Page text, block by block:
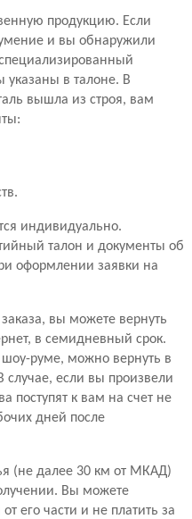
продукцию. Если
и вы обнаружили
указаны в талоне. В
вышла из строя, вам
индивидуально.
талон и документы об
оформлении заявки на
вы можете вернуть
в семидневный срок.
руме, можно вернуть в
если вы произвели
поступят к вам на счет не
дней после
(не далее 30 км от МКАД)
Вы можете
его части и не платить за